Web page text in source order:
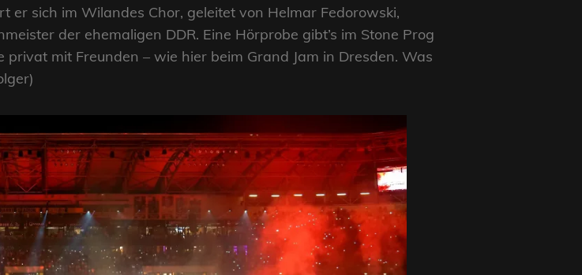
er sich im Wilandes Chor, geleitet von Helmar Fedorowski,
der ehemaligen DDR. Eine Hörprobe gibt’s im Stone Prog
mit Freunden – wie hier beim Grand Jam in Dresden. Was